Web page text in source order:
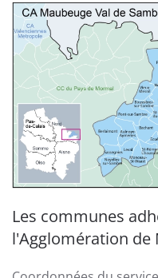
Les communes
l'Agglomération de